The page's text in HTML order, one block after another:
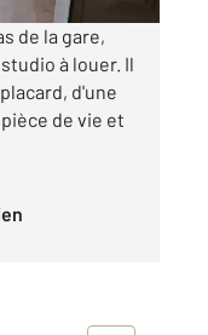
de la gare,
à louer. Il
d'une
de vie et